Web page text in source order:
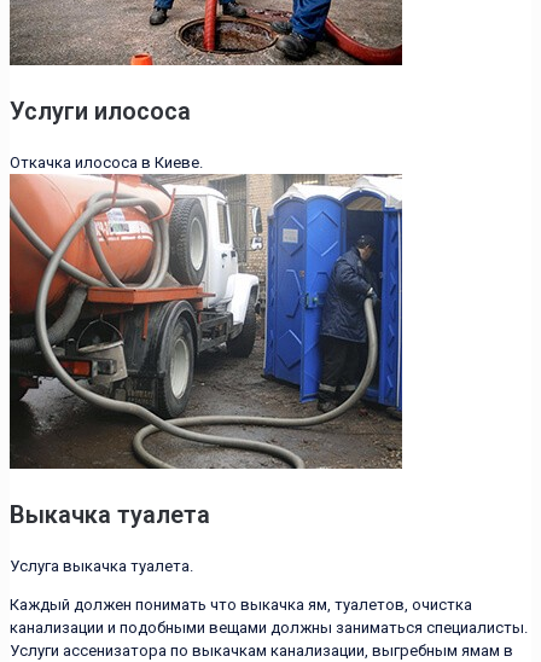
Услуги илососа
Откачка илососа в Киеве.
Выкачка туалета
Услуга выкачка туалета.
Каждый должен понимать что выкачка ям, туалетов, очистка
канализации и подобными вещами должны заниматься специалисты.
Услуги ассенизатора по выкачкам канализации, выгребным ямам в